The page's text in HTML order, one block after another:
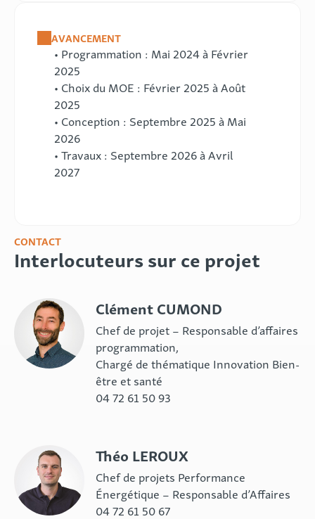
AVANCEMENT
• Programmation : Mai 2024 à Février
2025
• Choix du MOE : Février 2025 à Août
2025
• Conception : Septembre 2025 à Mai
2026
• Travaux : Septembre 2026 à Avril
2027
CONTACT
Interlocuteurs sur ce projet
Clément CUMOND
Chef de projet – Responsable d’affaires
programmation,
Chargé de thématique Innovation Bien-
être et santé
04 72 61 50 93
Théo LEROUX
Chef de projets Performance
Énergétique – Responsable d’Affaires
04 72 61 50 67